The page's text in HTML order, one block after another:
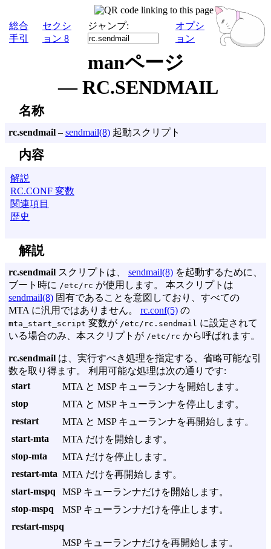
総合
手引
セクシ
ョン 8
ジャンプ:
オプシ
ョン
manページ
— RC.SENDMAIL
名称
rc.sendmail – sendmail(8) 起動スクリプト
内容
解説
RC.CONF 変数
関連項目
歴史
解説
rc.sendmail スクリプトは、 sendmail(8) を起動するために、
ブート時に /etc/rc が使用します。 本スクリプトは
sendmail(8) 固有であることを意図しており、すべての
MTA に汎用ではありません。 rc.conf(5) の
mta_start_script 変数が /etc/rc.sendmail に設定されて
いる場合のみ、本スクリプトが /etc/rc から呼ばれます。
rc.sendmail は、実行すべき処理を指定する、省略可能な引
数を取り得ます。 利用可能な処理は次の通りです:
start
MTA と MSP キューランナを開始します。
stop
MTA と MSP キューランナを停止します。
restart
MTA と MSP キューランナを再開始します。
start-mta
MTA だけを開始します。
stop-mta
MTA だけを停止します。
restart-mta MTA だけを再開始します。
start-mspq
MSP キューランナだけを開始します。
stop-mspq
MSP キューランナだけを停止します。
restart-mspq
MSP キューランナだけを再開始します。